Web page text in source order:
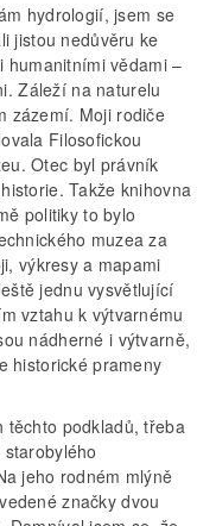
hydrologií, jsem se
jistou nedůvěru ke
humanitními vědami –
Záleží na naturelu
zázemí. Moji rodiče
Filosofickou
Otec byl právník
Takže knihovna
politiky to bylo
muzea za
výkresy a mapami
jednu vysvětlující
vztahu k výtvarnému
nádherné i výtvarně,
historické prameny
těchto podkladů, třeba
jeho rodném mlýně
značky dvou